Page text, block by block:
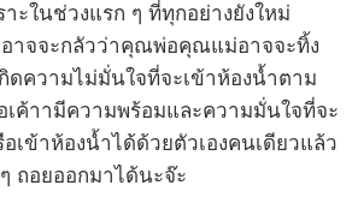
าะในช่วงแรก ๆ ที่ทุกอย่างยังใหม่
าจจะกลัวว่าคุณพ่อคุณแม่อาจจะทิ้ง
ดความไม่มั่นใจที่จะเข้าห้องน้ำตาม
เค้าามีความพร้อมและความมั่นใจที่จะ
เข้าห้องน้ำได้ด้วยตัวเองคนเดียวแล้ว
ถอยออกมาได้นะจ๊ะ